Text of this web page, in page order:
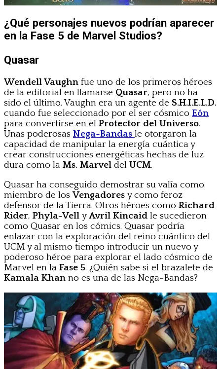
¿Qué personajes nuevos podrían aparecer
en la Fase 5 de Marvel Studios?
Quasar
Wendell Vaughn fue uno de los primeros héroes
de la editorial en llamarse Quasar, pero no ha
sido el último. Vaughn era un agente de S.H.I.E.L.D.
cuando fue seleccionado por el ser cósmico Eón
para convertirse en el Protector del Universo.
Unas poderosas Nega-Bandas le otorgaron la
capacidad de manipular la energía cuántica y
crear construcciones energéticas hechas de luz
dura como la Ms. Marvel del UCM.
Quasar ha conseguido demostrar su valía como
miembro de losVengadores y como feroz
defensor de la Tierra. Otros héroes como Richard
Rider, Phyla-Vell yAvril Kincaid le sucedieron
como Quasar en los cómics. Quasar podría
enlazar con la exploración del reino cuántico del
UCM y al mismo tiempo introducir un nuevo y
poderoso héroe para explorar el lado cósmico de
Marvel en la Fase 5. ¿Quién sabe si el brazalete de
Kamala Khan no es una de las Nega-Bandas?